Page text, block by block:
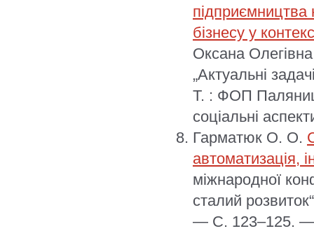
підприємництва
бізнесу у
Оксана
„Актуальні
Т. : ФОП
соціальні
Гарматюк О. О.
автоматизація,
міжнародної
сталий
— С. 123–125. —